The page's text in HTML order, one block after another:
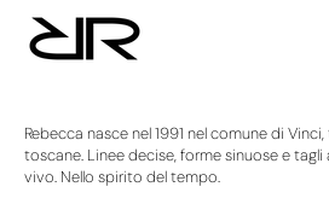
Rebecca nasce nel 1991 nel comune di
toscane. Linee decise, forme sinuose e tagli
vivo. Nello spirito del tempo.